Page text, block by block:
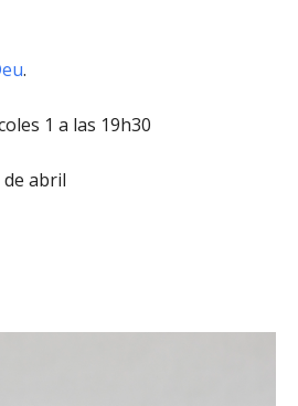
.
1 a las 19h30
de abril